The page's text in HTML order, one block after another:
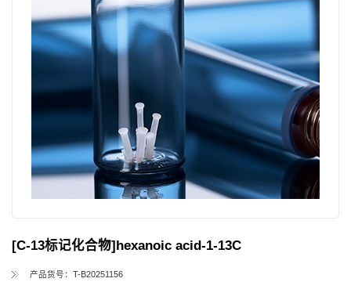
[C-13标记化合物]hexanoic acid-1-13C
产品货号：T-B20251156